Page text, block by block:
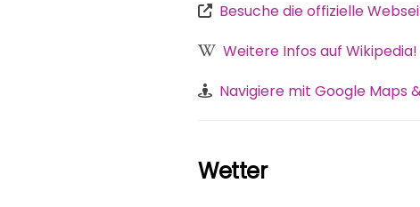
Besuche die offizielle
Weitere Infos auf Wikipedia!
Navigiere mit Google Maps
Wetter